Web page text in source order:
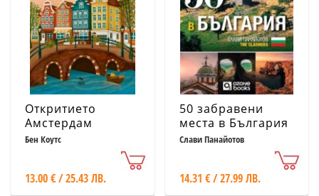
Откритието
Амстердам
Бен Коутс
13.00 € / 25.43 ЛВ.
50 забравени
места в България
Слави Панайотов
14.31 € / 27.99 ЛВ.